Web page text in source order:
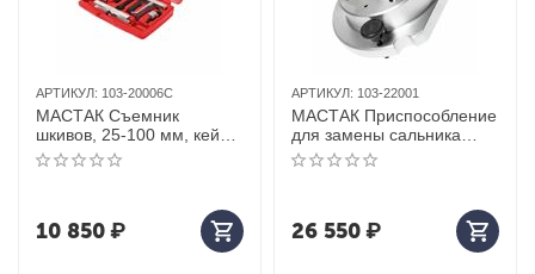
АРТИКУЛ: 103-20006C
МАСТАК Съемник
шкивов, 25-100 мм, кейс,
6 предметов
10 850₽
АРТИКУЛ: 103-22001
МАСТАК Приспособление
для замены сальника
коленвала VAG
26 550₽